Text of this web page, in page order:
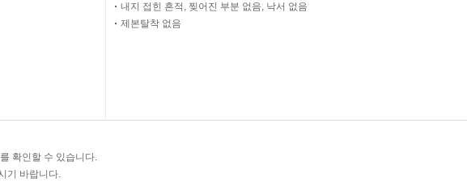
내지 접힌 흔적, 찢어진 부분 없음, 낙서 없음
제본탈착 없음
확인할 수 있습니다.
기 바랍니다.